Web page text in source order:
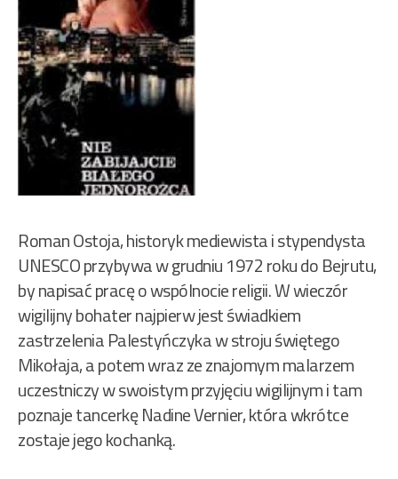
Roman Ostoja, historyk mediewista i stypendysta
UNESCO przybywa w grudniu 1972 roku do Bejrutu,
by napisać pracę o wspólnocie religii. W wieczór
wigilijny bohater najpierw jest świadkiem
zastrzelenia Palestyńczyka w stroju świętego
Mikołaja, a potem wraz ze znajomym malarzem
uczestniczy w swoistym przyjęciu wigilijnym i tam
poznaje tancerkę Nadine Vernier, która wkrótce
zostaje jego kochanką.